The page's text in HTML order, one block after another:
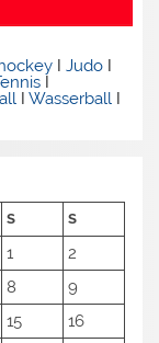
IJudo I
I
IWasserball I
S S
1
2
8
9
15 16